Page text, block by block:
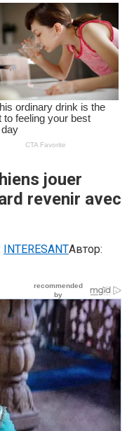
jouer
revenir avec
INTERESANTАвтор: